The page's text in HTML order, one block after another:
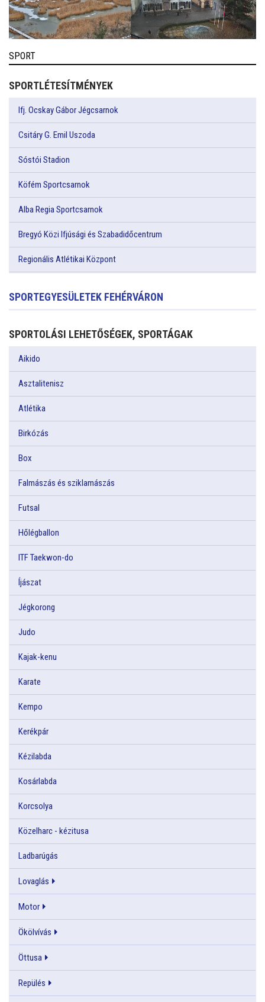
SPORT
SPORTLÉTESÍTMÉNYEK
Ifj. Ocskay Gábor Jégcsarnok
Csitáry G. Emil Uszoda
Sóstói Stadion
Köfém Sportcsarnok
Alba Regia Sportcsarnok
Bregyó Közi Ifjúsági és Szabadidőcentrum
Regionális Atlétikai Központ
SPORTEGYESÜLETEK FEHÉRVÁRON
SPORTOLÁSI LEHETŐSÉGEK, SPORTÁGAK
Aikido
Asztalitenisz
Atlétika
Birkózás
Box
Falmászás és sziklamászás
Futsal
Hőlégballon
ITF Taekwon-do
Íjászat
Jégkorong
Judo
Kajak-kenu
Karate
Kempo
Kerékpár
Kézilabda
Kosárlabda
Korcsolya
Közelharc - kézitusa
Ladbarúgás
Lovaglás
Motor
Ökölvívás
Öttusa
Repülés